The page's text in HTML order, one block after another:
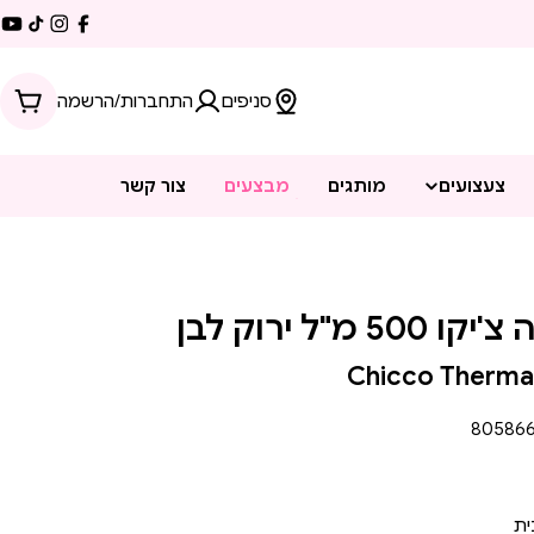
Facebook
סניפים התחברות/הרשמה
צעצועים מותגים מבצעים צור קשר
ירוק לבן
Chicco